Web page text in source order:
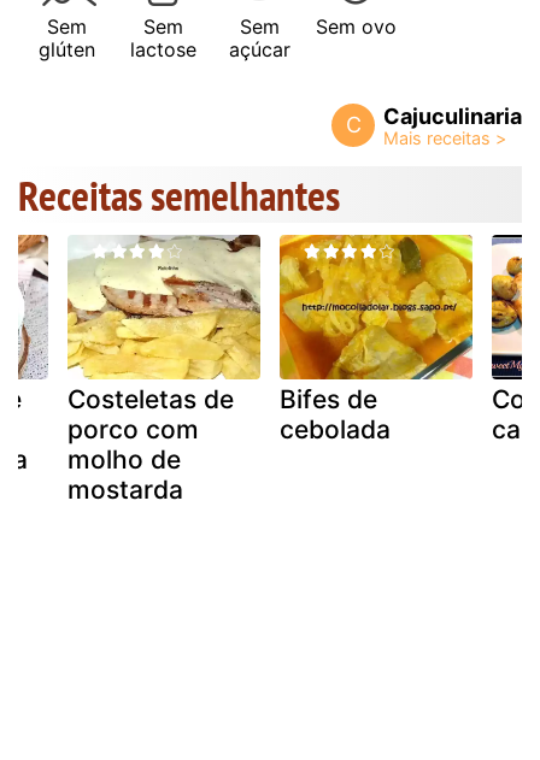
Sem
glúten
Sem
lactose
Sem
açúcar
Sem ovo
C Cajuculinaria
Receitas semelhantes
Costeletas de
porco com
molho de
mostarda
Bifes de
cebolada